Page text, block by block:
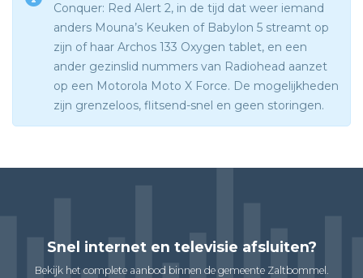
Conquer: Red Alert 2, in de tijd dat weer iemand
anders Mouna’s Keuken of Babylon 5 streamt op
zijn of haar Archos 133 Oxygen tablet, en een
ander gezinslid nummers van Radiohead aanzet
op een Motorola Moto X Force. De mogelijkheden
zijn grenzeloos, flitsend-snel en geen storingen.
Snel internet en televisie afsluiten?
Bekijk het complete aanbod binnen de gemeente Zaltbommel.